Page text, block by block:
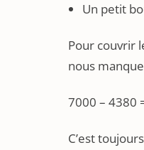
Un petit
Pour couvrir
nous
7000 – 4380
C’est